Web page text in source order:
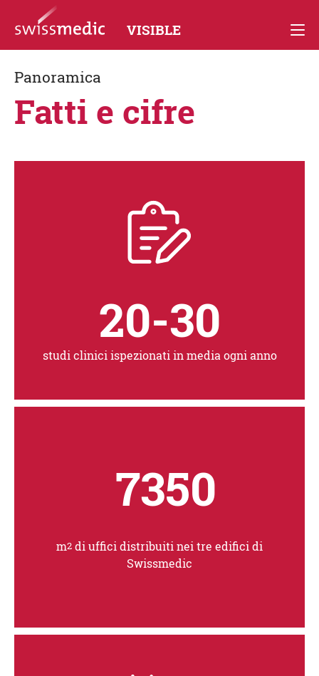
VISIBLE
digitale
Panoramica
Fatti e cifre
20-30
studi clinici ispezionati in media ogni anno
7350
m2 di uffici distribuiti nei tre edifici di
Swissmedic